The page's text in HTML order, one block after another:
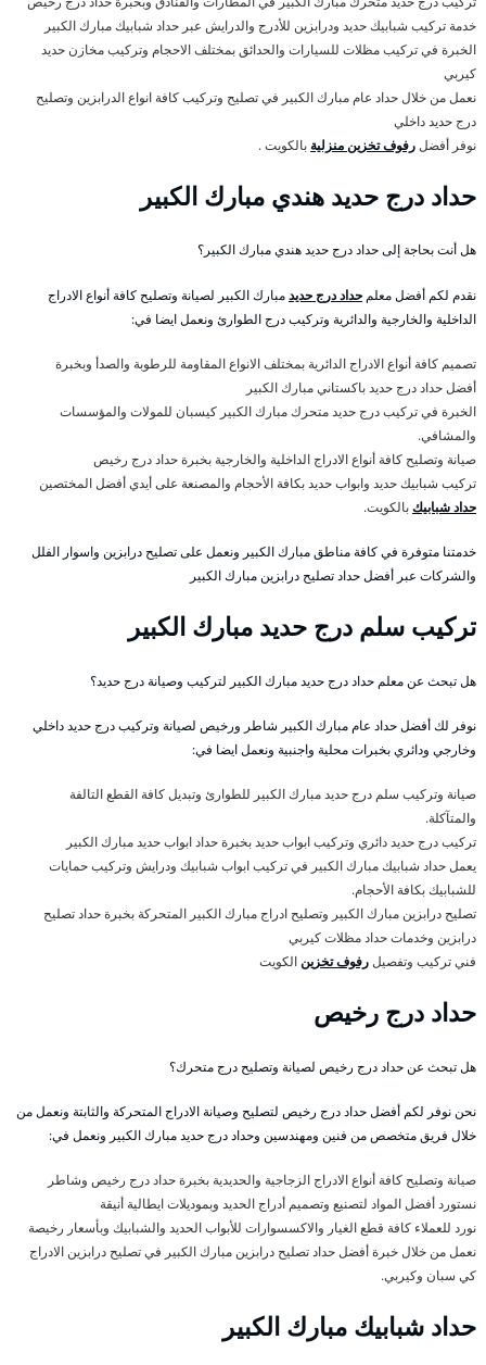
خدمة تركيب شبابيك حديد ودرابزين للأدرج والدرايش عبر حداد شبابيك مبارك الكبير
الخبرة في تركيب مظلات للسيارات والحدائق بمختلف الاحجام وتركيب مخازن حديد
كيربي
نعمل من خلال حداد عام مبارك الكبير في تصليح وتركيب كافة انواع الدرابزين وتصليح
درج حديد داخلي
نوفر أفضلرفوف تخزين منزلية بالكويت .
حداد درج حديد هندي مبارك الكبير
هل أنت بحاجة إلى حداد درج حديد هندي مبارك الكبير؟
نقدم لكم أفضل معلم حداد درج حديدمبارك الكبير لصيانة وتصليح كافة أنواع الادراج
الداخلية والخارجية والدائرية وتركيب درج الطوارئ ونعمل ايضا في:
تصميم كافة أنواع الادراج الدائرية بمختلف الانواع المقاومة للرطوبة والصدأ وبخبرة
أفضل حداد درج حديد باكستاني مبارك الكبير
الخبرة في تركيب درج حديد متحرك مبارك الكبير كيسبان للمولات والمؤسسات
والمشافي.
صيانة وتصليح كافة أنواع الادراج الداخلية والخارجية بخبرة حداد درج رخيص
تركيب شبابيك حديد وابواب حديد بكافة الأحجام والمصنعة على أيدي أفضل المختصين
حداد شبابيك بالكويت.
خدمتنا متوفرة في كافة مناطق مبارك الكبير ونعمل على تصليح درابزين واسوار الفلل
والشركات عبر أفضل حداد تصليح درابزين مبارك الكبير
تركيب سلم درج حديد مبارك الكبير
هل تبحث عن معلم حداد درج حديد مبارك الكبير لتركيب وصيانة درج حديد؟
نوفر لك أفضل حداد عام مبارك الكبير شاطر ورخيص لصيانة وتركيب درج حديد داخلي
وخارجي ودائري بخبرات محلية واجنبية ونعمل ايضا في:
صيانة وتركيب سلم درج حديد مبارك الكبير للطوارئ وتبديل كافة القطع التالفة
والمتآكلة.
تركيب درج حديد دائري وتركيب ابواب حديد بخبرة حداد ابواب حديد مبارك الكبير
يعمل حداد شبابيك مبارك الكبير في تركيب ابواب شبابيك ودرايش وتركيب حمايات
للشبابيك بكافة الأحجام.
تصليح درابزين مبارك الكبير وتصليح ادراج مبارك الكبير المتحركة بخبرة حداد تصليح
درابزين وخدمات حداد مظلات كيربي
فني تركيب وتفصيلرفوف تخزينالكويت
حداد درج رخيص
هل تبحث عن حداد درج رخيص لصيانة وتصليح درج متحرك؟
نحن نوفر لكم أفضل حداد درج رخيص لتصليح وصيانة الادراج المتحركة والثابتة ونعمل من
خلال فريق متخصص من فنين ومهندسين وحداد درج حديد مبارك الكبير ونعمل في:
صيانة وتصليح كافة أنواع الادراج الزجاجية والحديدية بخبرة حداد درج رخيص وشاطر
نستورد أفضل المواد لتصنيع وتصميم أدراج الحديد وبموديلات ايطالية أنيقة
نورد للعملاء كافة قطع الغيار والاكسسوارات للأبواب الحديد والشبابيك وبأسعار رخيصة
نعمل من خلال خبرة أفضل حداد تصليح درابزين مبارك الكبير في تصليح درابزين الادراج
كي سبان وكيربي.
حداد شبابيك مبارك الكبير